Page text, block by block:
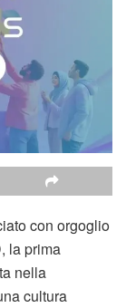
con orgoglio
la prima
nella
cultura